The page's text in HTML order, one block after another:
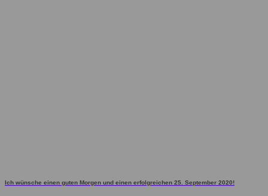
Ich wünsche einen guten Morgen und einen erfolgreichen 25. September 2020!